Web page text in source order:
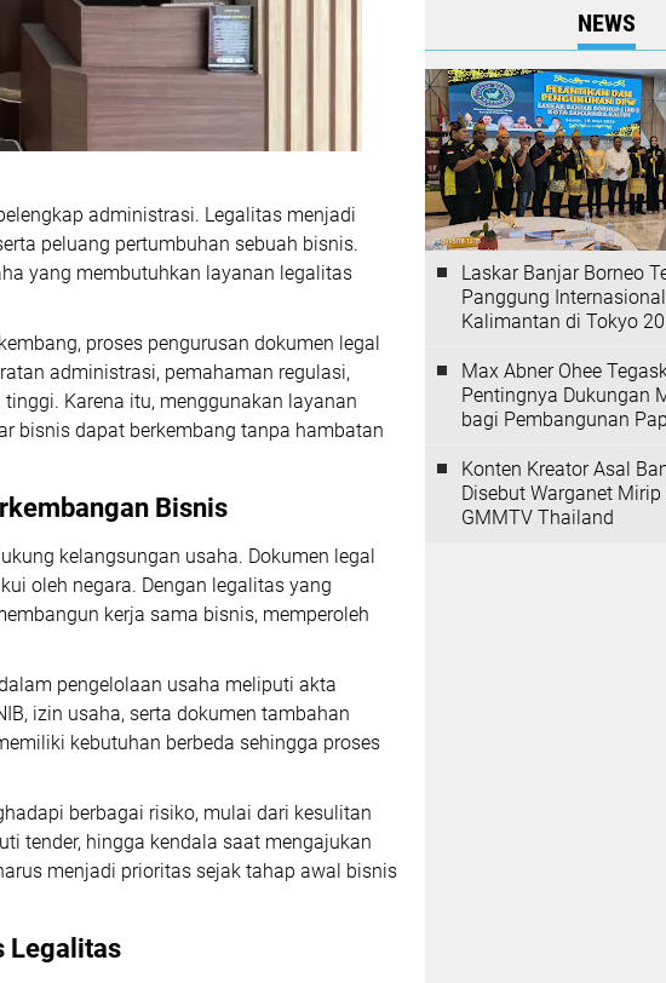
administrasi. Legalitas menjadi
peluang pertumbuhan sebuah bisnis.
yang membutuhkan layanan legalitas
proses pengurusan dokumen legal
administrasi, pemahaman regulasi,
Karena itu, menggunakan layanan
bisnis dapat berkembang tanpa hambatan
Bisnis
kelangsungan usaha. Dokumen legal
oleh negara. Dengan legalitas yang
kerja sama bisnis, memperoleh
pengelolaan usaha meliputi akta
izin usaha, serta dokumen tambahan
kebutuhan berbeda sehingga proses
berbagai risiko, mulai dari kesulitan
tender, hingga kendala saat mengajukan
menjadi prioritas sejak tahap awal bisnis
Legalitas
NEWS
Laskar Banjar Borneo
Panggung
Kalimantan di Tokyo
Max Abner Ohee
Pentingnya Dukungan
bagi Pembangunan
Konten Kreator Asal
Disebut Warganet Mirip
GMMTV Thailand